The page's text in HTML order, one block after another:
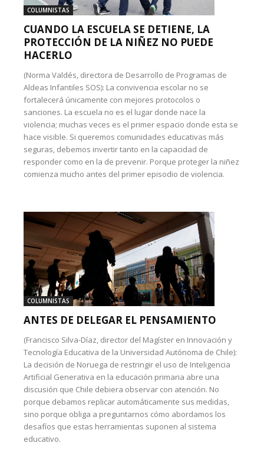
COLUMNISTAS
CUANDO LA ESCUELA SE DETIENE, LA
PROTECCIÓN DE LA NIÑEZ NO PUEDE
HACERLO
(Norma Valdés, directora de Desarrollo de Programas de
Aldeas Infantiles SOS): La convivencia escolar no se
fortalecerá únicamente con mejores protocolos o
sanciones. La escuela no es el lugar donde nace la
violencia; muchas veces es el primer espacio donde esta se
hace visible. Si queremos comunidades educativas más
seguras, debemos invertir tanto en la capacidad de
responder como en la de prevenir. Porque proteger la niñez
comienza mucho antes del primer episodio de violencia.
COLUMNISTAS
ANTES DE DELEGAR EL PENSAMIENTO
(Francisco Silva-Díaz, director del Magíster en Innovación y
Tecnología Educativa de la Universidad Autónoma de Chile):
La decisión de Noruega de restringir el uso de Inteligencia
Artificial Generativa en la educación primaria abre una
discusión que Chile debiera observar con atención. No
porque debamos replicar automáticamente sus medidas,
sino porque obliga a preguntarnos cómo abordamos los
desafíos que estas herramientas suponen al sistema
educativo.